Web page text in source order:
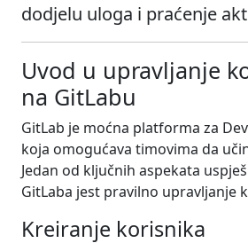
dodjelu uloga i praćenje
Uvod u upravljanje
na GitLabu
GitLab je moćna platforma za
koja omogućava timovima da
Jedan od ključnih aspekata
GitLaba jest pravilno upravljanje
Kreiranje korisnika